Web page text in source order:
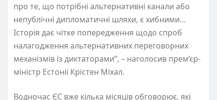
про те, що потрібні альтернативні канали або
непублічні дипломатичні шляхи, є хибними…
Історія дає чітке попередження щодо спроб
налагодження альтернативних переговорних
механізмів із диктаторами”, – наголосив прем’єр-
міністр Естонії Крістен Міхал.
Водночас ЄС вже кілька місяців обговорює, які